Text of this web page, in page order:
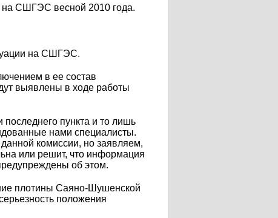
на СШГЭС весной 2010 года.
на СШГЭС.
в ее состав
выявлены в ходе работы
пункта и то лишь
нами специалисты.
комиссии, но заявляем,
или решит, что информация
об этом.
плотины Саяно-Шушенской
положения